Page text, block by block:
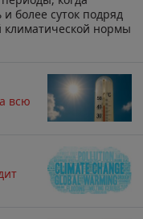
более суток подряд
нормы
всю